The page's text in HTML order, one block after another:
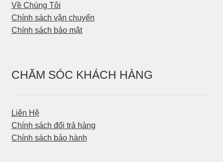
Về Chúng Tôi
Chính sách vận chuyển
Chính sách bảo mật
CHĂM SÓC KHÁCH HÀNG
Liên Hệ
Chính sách đổi trả hàng
Chính sách bảo hành